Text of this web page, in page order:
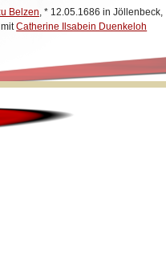
Belzen, * 12.05.1686 in Jöllenbeck,
mitCatherine Ilsabein Duenkeloh